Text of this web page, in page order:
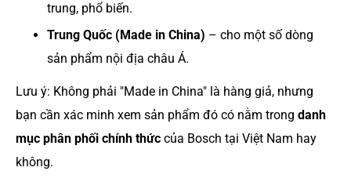
trung, phổ biến.
Trung Quốc (Made in China) – cho một số dòng
sản phẩm nội địa châu Á.
Lưu ý: Không phải "Made in China" là hàng giả, nhưng
bạn cần xác minh xem sản phẩm đó có nằm trong danh
mục phân phối chính thức của Bosch tại Việt Nam hay
không.